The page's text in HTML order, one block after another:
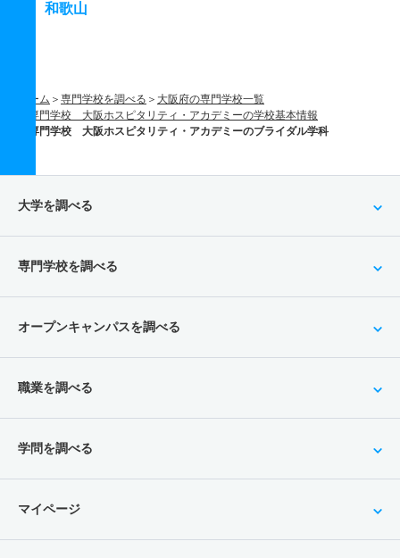
和歌山
ホーム 専門学校を調べる
大阪府の専門学校一覧
専門学校 大阪ホスピタリティ・アカデミーの学校基本情報
専門学校 大阪ホスピタリティ・アカデミーのブライダル学科
大学を調べる
専門学校を調べる
オープンキャンパスを調べる
職業を調べる
学問を調べる
マイページ